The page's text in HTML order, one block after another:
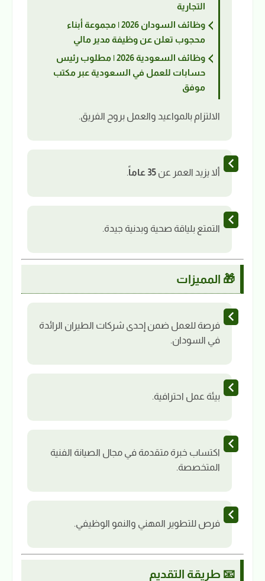
التجارية
وظائف السودان 2026 | مجموعة أبناء
محجوب تعلن عن وظيفة مدير مالي
وظائف السعودية 2026 | مطلوب رئيس
حسابات للعمل في السعودية عبر مكتب
موفق
الالتزام بالمواعيد والعمل بروح الفريق.
ألا يزيد العمر عن 35 عاماً .
التمتع بلياقة صحية وبدنية جيدة.
🎁 المميزات
فرصة للعمل ضمن إحدى شركات الطيران الرائدة
في السودان.
بيئة عمل احترافية.
اكتساب خبرة متقدمة في مجال الصيانة الفنية
المتخصصة.
فرص للتطوير المهني والنمو الوظيفي.
📧 طريقة التقديم